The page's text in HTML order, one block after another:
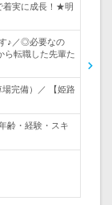
着実に成長！★明
♪／◎必要なの
ら転職した先輩た
完備）／ 【姫路
齢・経験・スキ